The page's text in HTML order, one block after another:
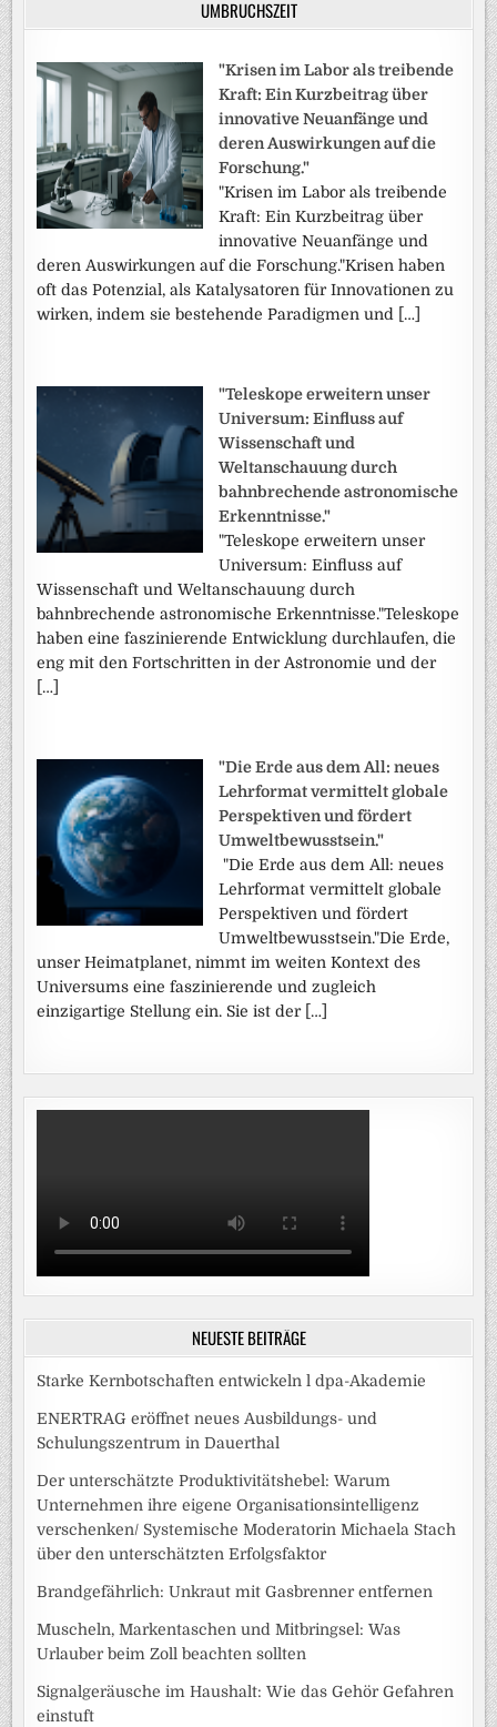
UMBRUCHSZEIT
"Krisen im Labor als treibende
Kraft: Ein Kurzbeitrag über
innovative Neuanfänge und
deren Auswirkungen auf die
Forschung."
"Krisen im Labor als treibende
Kraft: Ein Kurzbeitrag über
innovative Neuanfänge und
deren Auswirkungen auf die Forschung."Krisen haben
oft das Potenzial, als Katalysatoren für Innovationen zu
wirken, indem sie bestehende Paradigmen und […]
"Teleskope erweitern unser
Universum: Einfluss auf
Wissenschaft und
Weltanschauung durch
bahnbrechende astronomische
Erkenntnisse."
"Teleskope erweitern unser
Universum: Einfluss auf
Wissenschaft und Weltanschauung durch
bahnbrechende astronomische Erkenntnisse."Teleskope
haben eine faszinierende Entwicklung durchlaufen, die
eng mit den Fortschritten in der Astronomie und der
[…]
"Die Erde aus dem All: neues
Lehrformat vermittelt globale
Perspektiven und fördert
Umweltbewusstsein."
"Die Erde aus dem All: neues
Lehrformat vermittelt globale
Perspektiven und fördert
Umweltbewusstsein."Die Erde,
unser Heimatplanet, nimmt im weiten Kontext des
Universums eine faszinierende und zugleich
einzigartige Stellung ein. Sie ist der […]
NEUESTE BEITRÄGE
Starke Kernbotschaften entwickeln l dpa-Akademie
ENERTRAG eröffnet neues Ausbildungs- und
Schulungszentrum in Dauerthal
Der unterschätzte Produktivitätshebel: Warum
Unternehmen ihre eigene Organisationsintelligenz
verschenken/ Systemische Moderatorin Michaela Stach
über den unterschätzten Erfolgsfaktor
Brandgefährlich: Unkraut mit Gasbrenner entfernen
Muscheln, Markentaschen und Mitbringsel: Was
Urlauber beim Zoll beachten sollten
Signalgeräusche im Haushalt: Wie das Gehör Gefahren
einstuft